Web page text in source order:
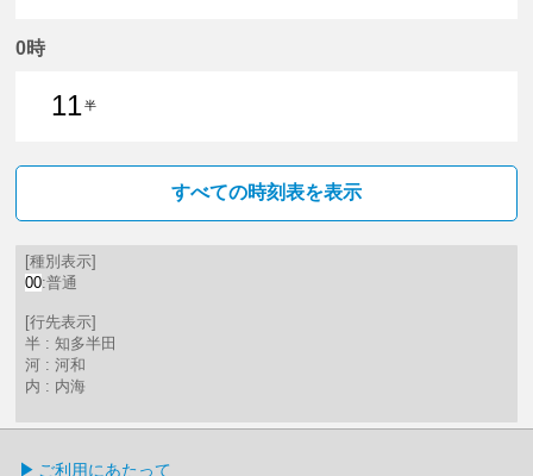
0時
11半
すべての時刻表を表示
[種別表示]
00:普通
[行先表示]
半 : 知多半田
河 : 河和
内 : 内海
ご利用にあたって